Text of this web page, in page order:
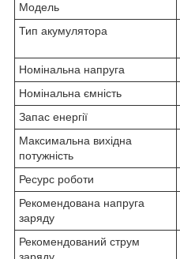
Модель
Тип акумулятора
Номінальна напруга
Номінальна ємність
Запас енергії
Максимальна вихідна
потужність
Ресурс роботи
Рекомендована напруга
заряду
Рекомендований струм